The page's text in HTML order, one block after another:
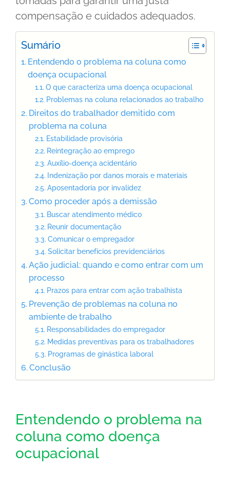
compensação e cuidados adequados.
Sumário
Entendendo o problema na coluna como
doença ocupacional
O que caracteriza uma doença ocupacional
Problemas na coluna relacionados ao trabalho
Direitos do trabalhador demitido com
problema na coluna
Estabilidade provisória
Reintegração ao emprego
Auxílio-doença acidentário
Indenização por danos morais e materiais
Aposentadoria por invalidez
Como proceder após a demissão
Buscar atendimento médico
Reunir documentação
Comunicar o empregador
Solicitar benefícios previdenciários
Ação judicial: quando e como entrar com um
processo
Prazos para entrar com ação trabalhista
Prevenção de problemas na coluna no
ambiente de trabalho
Responsabilidades do empregador
Medidas preventivas para os trabalhadores
Programas de ginástica laboral
Conclusão
Entendendo o problema na
coluna como doença
ocupacional